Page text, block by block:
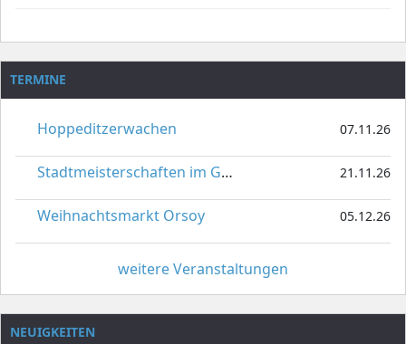
TERMINE
Hoppeditzerwachen 07.11.26
Stadtmeisterschaften im Gardetanz 21.11.26
Weihnachtsmarkt Orsoy 05.12.26
weitere Veranstaltungen
NEUIGKEITEN